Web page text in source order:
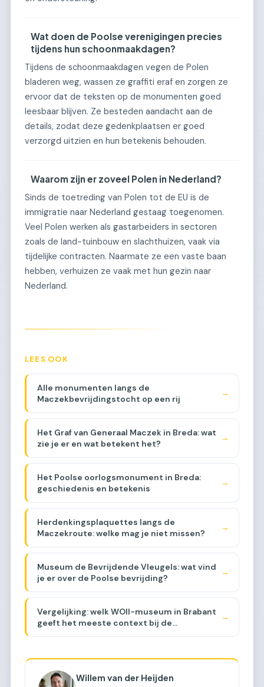
Wat doen de Poolse verenigingen precies
tijdens hun schoonmaakdagen?
Tijdens de schoonmaakdagen vegen de Polen
bladeren weg, wassen ze graffiti eraf en zorgen ze
ervoor dat de teksten op de monumenten goed
leesbaar blijven. Ze besteden aandacht aan de
details, zodat deze gedenkplaatsen er goed
verzorgd uitzien en hun betekenis behouden.
Waarom zijn er zoveel Polen in Nederland?
Sinds de toetreding van Polen tot de EU is de
immigratie naar Nederland gestaag toegenomen.
Veel Polen werken als gastarbeiders in sectoren
zoals de land-tuinbouw en slachthuizen, vaak via
tijdelijke contracten. Naarmate ze een vaste baan
hebben, verhuizen ze vaak met hun gezin naar
Nederland.
LEES OOK
Alle monumenten langs de
Maczekbevrijdingstocht op een rij
→
Het Graf van Generaal Maczek in Breda: wat
zie je er en wat betekent het?
→
Het Poolse oorlogsmonument in Breda:
geschiedenis en betekenis
→
Herdenkingsplaquettes langs de
Maczekroute: welke mag je niet missen?
→
Museum de Bevrijdende Vleugels: wat vind
je er over de Poolse bevrijding?
→
Vergelijking: welk WOII-museum in Brabant
geeft het meeste context bij de
→
Willem van der Heijden